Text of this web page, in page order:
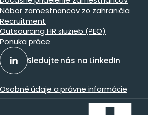
Nábor zamestnancov zo zahraničia
Recruitment
Outsourcing HR služieb (PEO)
Ponuka práce
Sledujte nás na LinkedIn
Osobné údaje a právne informácie